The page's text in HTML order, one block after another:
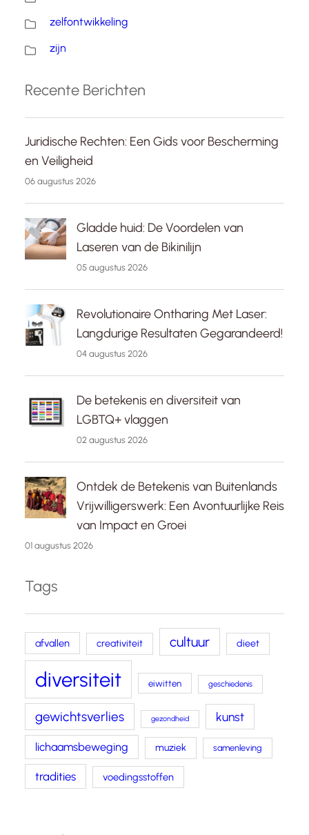
zelfontwikkeling
zijn
Recente Berichten
Juridische Rechten: Een Gids voor Bescherming
en Veiligheid
06 augustus 2026
Gladde huid: De Voordelen van
Laseren van de Bikinilijn
05 augustus 2026
Revolutionaire Ontharing Met Laser:
Langdurige Resultaten Gegarandeerd!
04 augustus 2026
De betekenis en diversiteit van
LGBTQ+ vlaggen
02 augustus 2026
Ontdek de Betekenis van Buitenlands
Vrijwilligerswerk: Een Avontuurlijke Reis
van Impact en Groei
01 augustus 2026
Tags
afvallen creativiteit cultuur dieet
diversiteit eiwitten geschiedenis
gewichtsverlies gezondheid kunst
lichaamsbeweging muziek samenleving
tradities voedingsstoffen